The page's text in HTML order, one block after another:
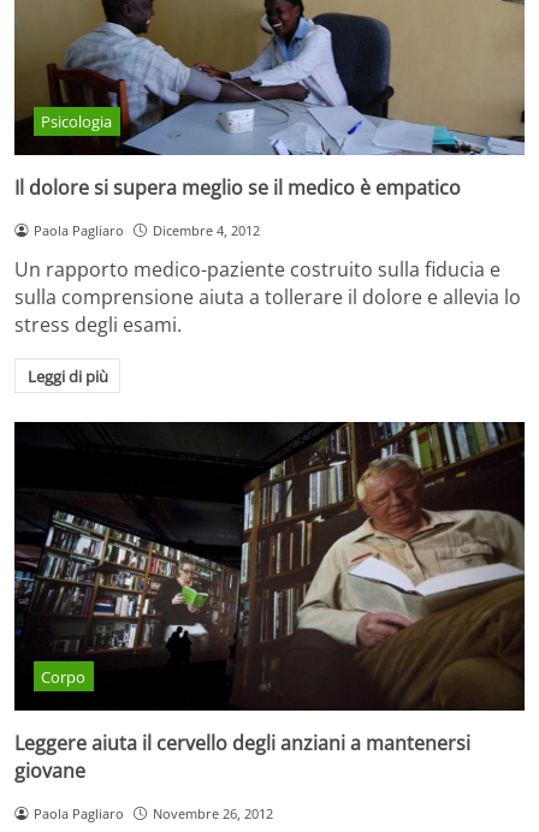
Psicologia
Il dolore si supera meglio se il medico è empatico
Paola Pagliaro Dicembre 4, 2012
Un rapporto medico-paziente costruito sulla fiducia e
sulla comprensione aiuta a tollerare il dolore e allevia lo
stress degli esami.
Leggi di più
Corpo
Leggere aiuta il cervello degli anziani a mantenersi
giovane
Paola Pagliaro Novembre 26, 2012